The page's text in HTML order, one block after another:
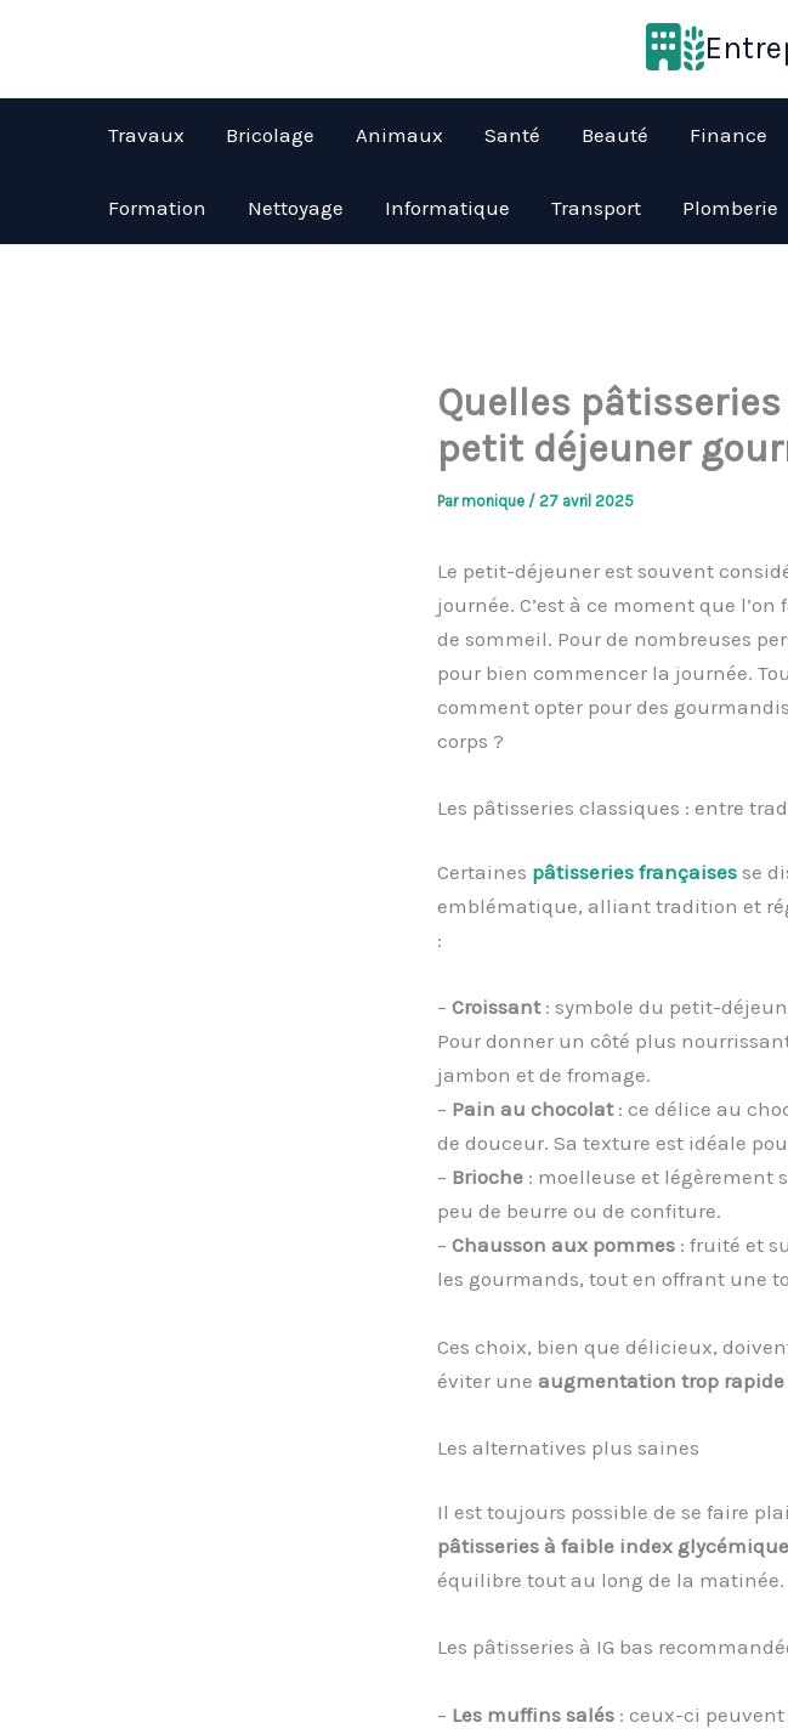
Travaux Bricolage Animaux Santé Beauté Finance
Formation Nettoyage Informatique Transport Plomberie
Quelles
petit déjeuner
Parmonique / 27 avril 2025
Le petit-déjeuner est souvent
journée. C’est à ce moment que
de sommeil. Pour de nombreuses
pour bien commencer la journée.
comment opter pour des
corps ?
Les pâtisseries classiques : entre
Certaines pâtisseries françaisesse
emblématique, alliant tradition et
:
– Croissant: symbole du petit-
Pour donner un côté plus
jambon et de fromage.
– Pain au chocolat: ce délice au
de douceur. Sa texture est idéale
– Brioche: moelleuse et légèrement
peu de beurre ou de confiture.
– Chausson aux pommes: fruité et
les gourmands, tout en offrant une
Ces choix, bien que délicieux,
éviter une augmentation trop rapide
Les alternatives plus saines
Il est toujours possible de se faire
pâtisseries à faible index glycémique
équilibre tout au long de la matinée.
Les pâtisseries à IG bas
– Les muffins salés: ceux-ci peuvent